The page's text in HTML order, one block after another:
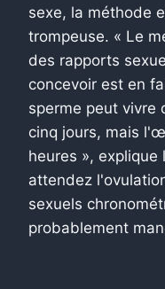
sexe, la méthode
trompeuse. « Le
des rapports
concevoir est en
sperme peut vivre
cinq jours, mais
heures », explique
attendez
sexuels
probablement